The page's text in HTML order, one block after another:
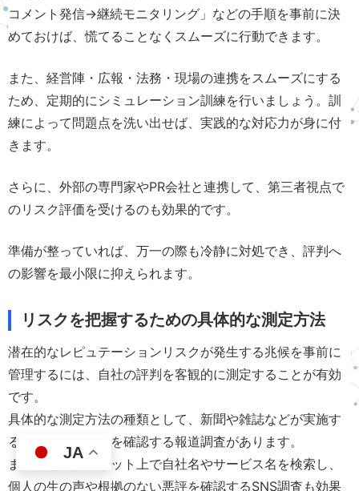
コメント発信→継続モニタリング」などの手順を事前に決
めておけば、慌てることなくスムーズに行動できます。
また、経営陣・広報・法務・現場の連携をスムーズにする
ため、定期的にシミュレーション訓練を行いましょう。訓
練によって問題点を洗い出せば、実践的な対応力が身に付
きます。
さらに、外部の専門家やPR会社と連携して、第三者視点で
のリスク評価を受けるのも効果的です。
準備が整っていれば、万一の際も冷静に対処でき、評判へ
の影響を最小限に抑えられます。
リスクを把握するための具体的な測定方法
潜在的なレピュテーションリスクが発生する兆候を事前に
管理するには、自社の評判を客観的に測定することが有効
です。
具体的な測定方法の種類として、新聞や雑誌などが実施す
るランキング調査を確認する報道調査があります。
また、インターネット上で自社名やサービス名を検索し、
個人の生の声や根拠のない悪評を確認するSNS調査も効果
JA